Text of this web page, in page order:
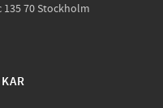
70 Stockholm